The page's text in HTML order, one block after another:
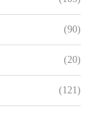
(90)
(20)
(121)